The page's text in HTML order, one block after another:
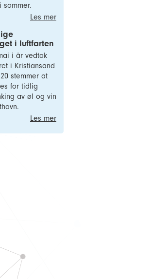
sommer.
Les mer
i luftfarten
i år vedtok
i Kristiansand
stemmer at
for tidlig
av øl og vin
Les mer